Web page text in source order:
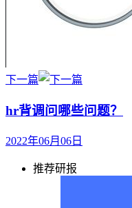
下一篇
hr背调问哪些问题？
2022年06月06日
推荐研报